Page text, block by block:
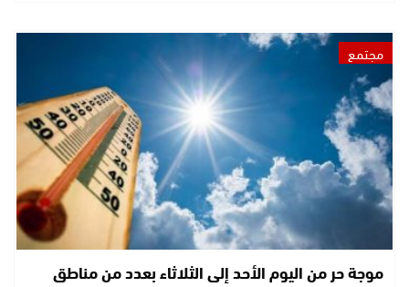
مجتمع
موجة حر من اليوم الأحد إلى الثلاثاء بعدد من مناطق